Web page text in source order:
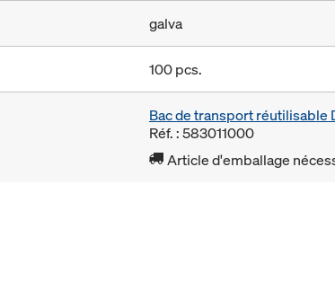
galva
100 pcs.
Bac de transport réutilisable
Réf. : 583011000
Article d'emballage